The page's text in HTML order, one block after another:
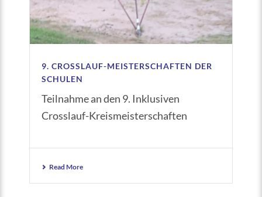
9. CROSSLAUF-MEISTERSCHAFTEN DER
SCHULEN
Teilnahme an den 9. Inklusiven
Crosslauf-Kreismeisterschaften
Read More